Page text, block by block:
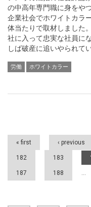
の中高年専門職に身をや
企業社会でホワイトカラ
体当たりで取材しました
社に入って忠実な社員に
しば破産に追いやられて
労働 ホワイトカラー
Pages
« first ‹ previous
182 183
187 188